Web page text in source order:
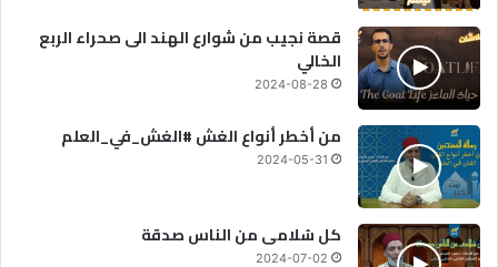
قصة نجيب من شوارع الهند الى صحراء الربع
الخالي
2024-08-28
من أخطر أنواع الغش #الغش_في_العلم
2024-05-31
كل سُلامى من الناس صدقة
2024-07-02